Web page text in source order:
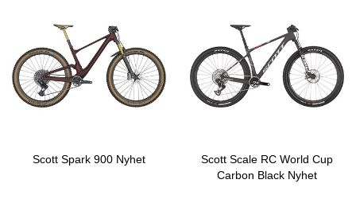
Scott Spark 900 Nyhet
Scott Scale RC World Cup
Carbon Black Nyhet